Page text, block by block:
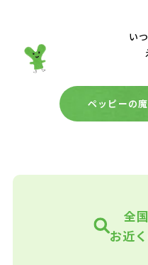
い
ペッピーの
全
お近